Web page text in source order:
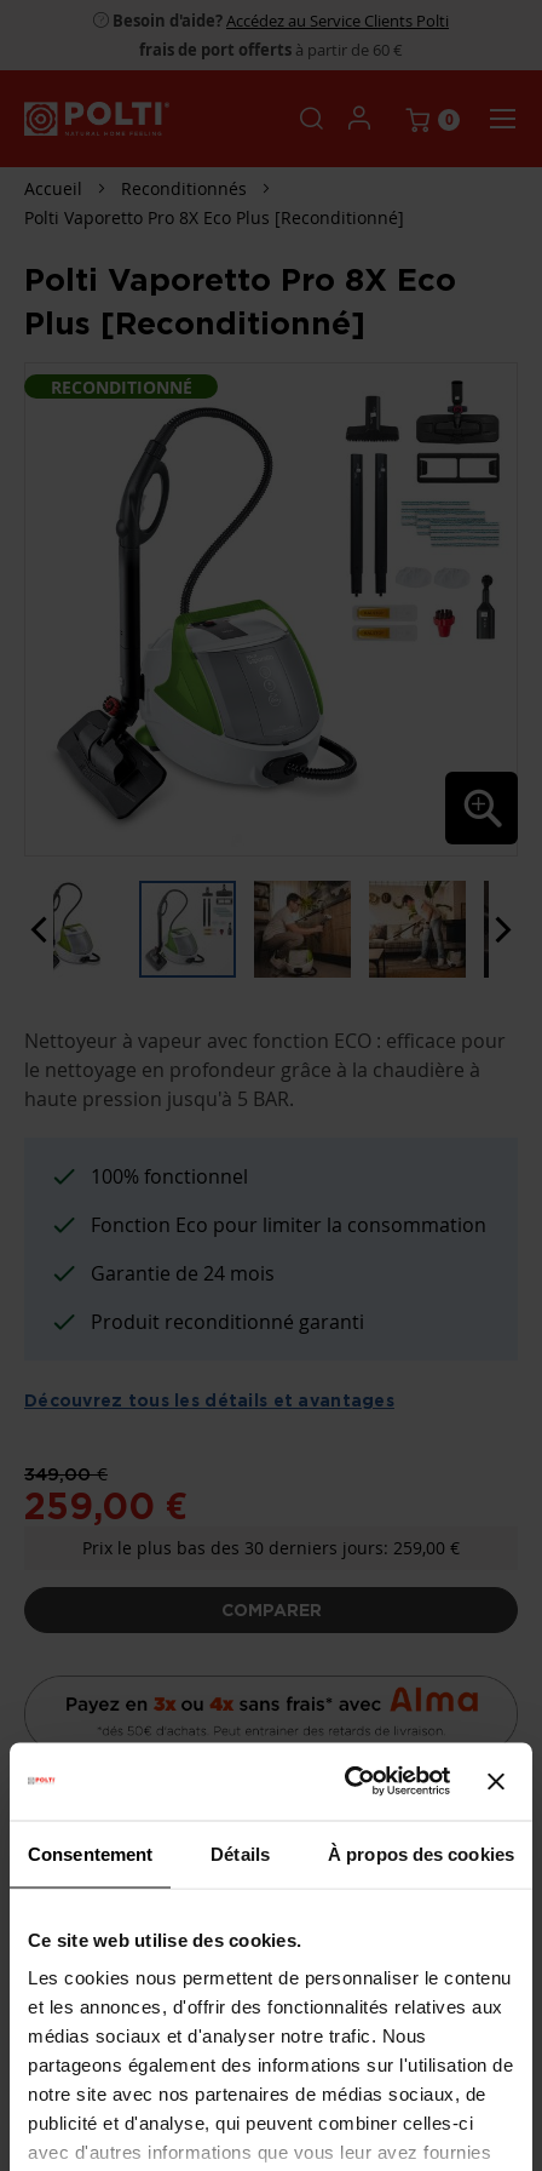
Consentement Détails À propos des cookies
Ce site web utilise des cookies.
Les cookies nous permettent de personnaliser le contenu
et les annonces, d'offrir des fonctionnalités relatives aux
médias sociaux et d'analyser notre trafic. Nous
partageons également des informations sur l'utilisation de
notre site avec nos partenaires de médias sociaux, de
publicité et d'analyse, qui peuvent combiner celles-ci
avec d'autres informations que vous leur avez fournies
Besoin d'aide?Accédez au Service Clients Polti
frais de port offerts à partir de 60 €
0
Accueil
Reconditionnés
Polti Vaporetto Pro 8X Eco Plus [Reconditionné]
Polti Vaporetto Pro 8X Eco
Plus [Reconditionné]
PASSER
À
D’IMAGES
RECONDITIONNÉ
AU
DÉBUT
DE
LA
GALERIE
Nettoyeur à vapeur avec fonction ECO : efficace pour
le nettoyage en profondeur grâce à la chaudière à
haute pression jusqu'à 5 BAR.
100% fonctionnel
Fonction Eco pour limiter la consommation
Garantie de 24 mois
Produit reconditionné garanti
Découvrez tous les détails et avantages
259,00 €
349,00 €
Prix le plus bas des 30 derniers jours: 259,00 €
COMPARER
Garantie légale2 ans
Besoin d’aide ? Consultez notre Questions
Fréquentes
ou visitez la page du Service
Client